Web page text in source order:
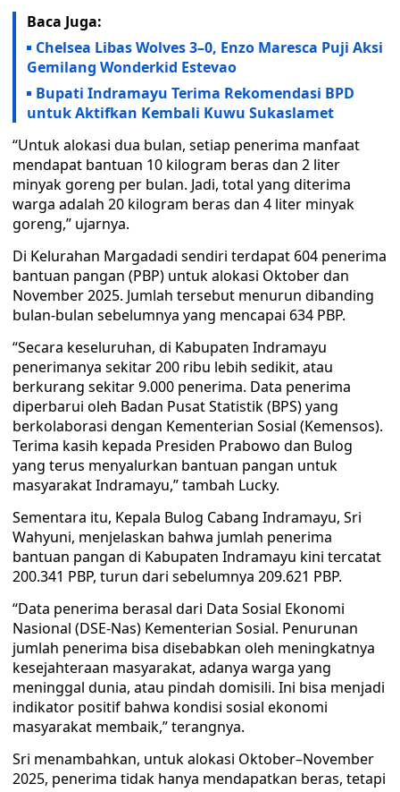
Baca Juga:
Chelsea Libas Wolves 3–0, Enzo Maresca Puji Aksi
Gemilang Wonderkid Estevao
Bupati Indramayu Terima Rekomendasi BPD
untuk Aktifkan Kembali Kuwu Sukaslamet
“Untuk alokasi dua bulan, setiap penerima manfaat
mendapat bantuan 10 kilogram beras dan 2 liter
minyak goreng per bulan. Jadi, total yang diterima
warga adalah 20 kilogram beras dan 4 liter minyak
goreng,” ujarnya.
Di Kelurahan Margadadi sendiri terdapat 604 penerima
bantuan pangan (PBP) untuk alokasi Oktober dan
November 2025. Jumlah tersebut menurun dibanding
bulan-bulan sebelumnya yang mencapai 634 PBP.
“Secara keseluruhan, di Kabupaten Indramayu
penerimanya sekitar 200 ribu lebih sedikit, atau
berkurang sekitar 9.000 penerima. Data penerima
diperbarui oleh Badan Pusat Statistik (BPS) yang
berkolaborasi dengan Kementerian Sosial (Kemensos).
Terima kasih kepada Presiden Prabowo dan Bulog
yang terus menyalurkan bantuan pangan untuk
masyarakat Indramayu,” tambah Lucky.
Sementara itu, Kepala Bulog Cabang Indramayu, Sri
Wahyuni, menjelaskan bahwa jumlah penerima
bantuan pangan di Kabupaten Indramayu kini tercatat
200.341 PBP, turun dari sebelumnya 209.621 PBP.
“Data penerima berasal dari Data Sosial Ekonomi
Nasional (DSE-Nas) Kementerian Sosial. Penurunan
jumlah penerima bisa disebabkan oleh meningkatnya
kesejahteraan masyarakat, adanya warga yang
meninggal dunia, atau pindah domisili. Ini bisa menjadi
indikator positif bahwa kondisi sosial ekonomi
masyarakat membaik,” terangnya.
Sri menambahkan, untuk alokasi Oktober–November
2025, penerima tidak hanya mendapatkan beras, tetapi